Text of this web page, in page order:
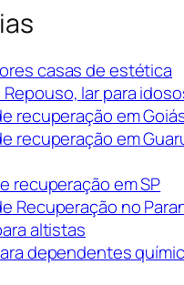
casas de estética
Repouso, lar para
recuperação em
recuperação em
recuperação em SP
Recuperação no
altistas
dependentes